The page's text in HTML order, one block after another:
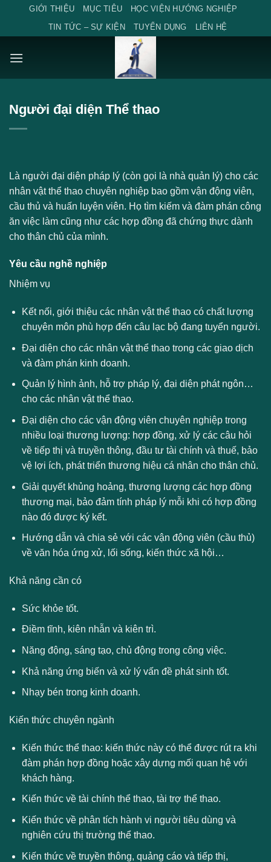
content
GIỚI THIỆU MỤC TIÊU
HỌC VIỆN HƯỚNG NGHIỆP
TIN TỨC – SỰ KIỆN
TUYỂN DỤNG LIÊN HỆ
Người đại diện Thể thao
Là người đại diện pháp lý (còn gọi là nhà quản lý) cho các
nhân vật thể thao chuyên nghiệp bao gồm vận động viên,
cầu thủ và huấn luyện viên. Họ tìm kiếm và đàm phán công
ăn việc làm cũng như các hợp đồng đã chứng thực dành
cho thân chủ của mình.
Yêu cầu nghề nghiệp
Nhiệm vụ
Kết nối, giới thiệu các nhân vật thể thao có chất lượng
chuyên môn phù hợp đến câu lạc bộ đang tuyển người.
Đại diện cho các nhân vật thể thao trong các giao dịch
và đàm phán kinh doanh.
Quản lý hình ảnh, hỗ trợ pháp lý, đại diện phát ngôn…
cho các nhân vật thể thao.
Đại diện cho các vận động viên chuyên nghiệp trong
nhiều loại thương lượng: hợp đồng, xử lý các câu hỏi
về tiếp thị và truyền thông, đầu tư tài chính và thuế, bảo
vệ lợi ích, phát triển thương hiệu cá nhân cho thân chủ.
Giải quyết khủng hoảng, thương lượng các hợp đồng
thương mại, bảo đảm tính pháp lý mỗi khi có hợp đồng
nào đó được ký kết.
Hướng dẫn và chia sẻ với các vận động viên (cầu thủ)
về văn hóa ứng xử, lối sống, kiến thức xã hội…
Khả năng cần có
Sức khỏe tốt.
Điềm tĩnh, kiên nhẫn và kiên trì.
Năng động, sáng tạo, chủ động trong công việc.
Khả năng ứng biến và xử lý vấn đề phát sinh tốt.
Nhạy bén trong kinh doanh.
Kiến thức chuyên ngành
Kiến thức thể thao: kiến ​​thức này có thể được rút ra khi
đàm phán hợp đồng hoặc xây dựng mối quan hệ với
khách hàng.
Kiến thức về tài chính thể thao, tài trợ thể thao.
Kiến thức về phân tích hành vi người tiêu dùng và
nghiên cứu thị trường thể thao.
Kiến thức về truyền thông, quảng cáo và tiếp thị,